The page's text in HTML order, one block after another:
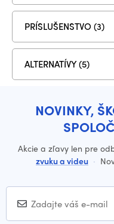
PRÍSLUŠENSTVO (3)
ALTERNATÍVY (5)
NOVINKY,
Akcie a zľavy len pre
zvuku a videu ·